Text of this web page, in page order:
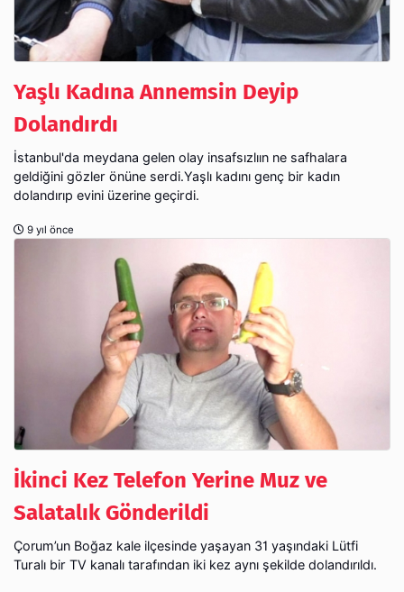
Yaşlı Kadına Annemsin Deyip
Dolandırdı
İstanbul'da meydana gelen olay insafsızlıın ne safhalara
geldiğini gözler önüne serdi.Yaşlı kadını genç bir kadın
dolandırıp evini üzerine geçirdi.
9 yıl önce
İkinci Kez Telefon Yerine Muz ve
Salatalık Gönderildi
Çorum’un Boğaz kale ilçesinde yaşayan 31 yaşındaki Lütfi
Turalı bir TV kanalı tarafından iki kez aynı şekilde dolandırıldı.